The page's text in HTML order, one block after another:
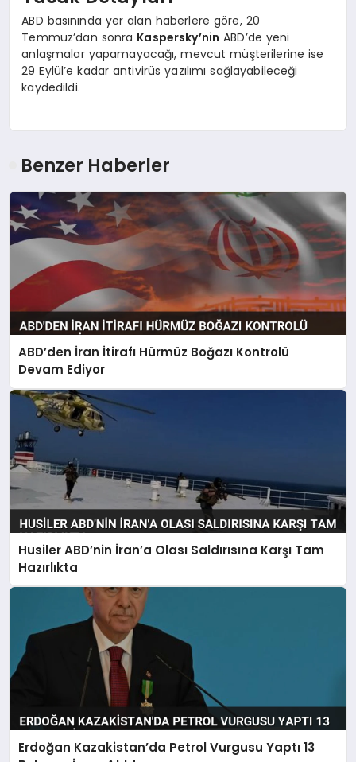
ABD basınında yer alan haberlere göre, 20
Temmuz’dan sonra Kaspersky’nin ABD’de yeni
anlaşmalar yapamayacağı, mevcut müşterilerine ise
29 Eylül’e kadar antivirüs yazılımı sağlayabileceği
kaydedildi.
Benzer Haberler
ABD’den İran İtirafı Hürmüz Boğazı Kontrolü
Devam Ediyor
Husiler ABD’nin İran’a Olası Saldırısına Karşı Tam
Hazırlıkta
Erdoğan Kazakistan’da Petrol Vurgusu Yaptı 13